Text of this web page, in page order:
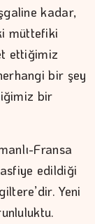
kadar,
müttefiki
ettiğimiz
bir şey
bir
Fransa
edildiği
Yeni